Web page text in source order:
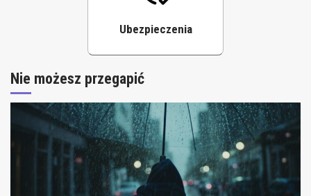
Ubezpieczenia
Nie możesz przegapić